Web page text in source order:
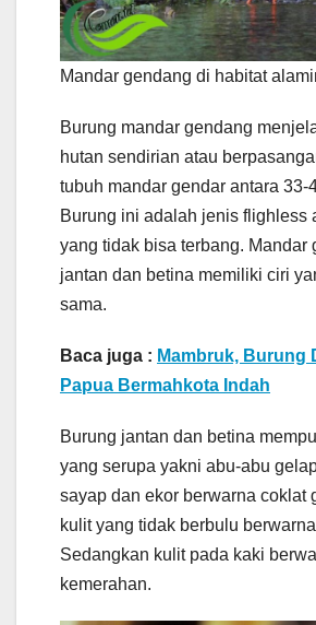
Mandar gendang di habitat
Burung mandar gendang
hutan sendirian atau
tubuh mandar gendar antara 33-
Burung ini adalah jenis flighless
yang tidak bisa terbang. Mandar
jantan dan betina memiliki ciri
sama.
Baca juga : Mambruk, Burung
Papua Bermahkota Indah
Burung jantan dan betina
yang serupa yakni abu-abu
sayap dan ekor berwarna coklat
kulit yang tidak berbulu
Sedangkan kulit pada kaki
kemerahan.